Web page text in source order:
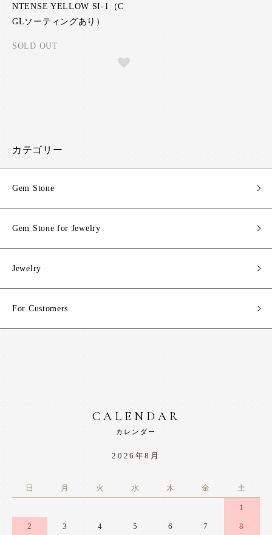
NTENSE YELLOW SI-1（C
GLソーティングあり）
SOLD OUT
カテゴリー
Gem Stone
Gem Stone for Jewelry
Jewelry
For Customers
CALENDAR
カレンダー
2026年8月
日 月 火 水 木 金 土
1
2 3 4 5 6 7 8